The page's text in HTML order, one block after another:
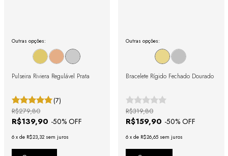
Outras opções:
Pulseira Riviera Regulável Prata
(7)
R$139,90 -50% OFF
R$279,80
6 x de R$23,32 sem juros
Outras opções:
Bracelete Rígido Fechado Dourado
R$159,90 -50% OFF
R$319,80
6 x de R$26,65 sem juros